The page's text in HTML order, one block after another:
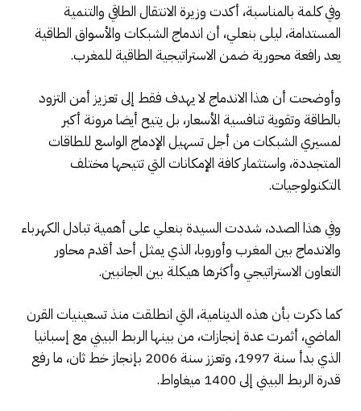
وفي كلمة بالمناسبة، أكدت وزيرة الانتقال الطاقي والتنمية
المستدامة، ليلى بنعلي، أن اندماج الشبكات والأسواق الطاقية
يعد رافعة محورية ضمن الاستراتيجية الطاقية للمغرب.
وأوضحت أن هذا الاندماج لا يهدف فقط إلى تعزيز أمن التزود
بالطاقة وتقوية تنافسية الأسعار، بل يتيح أيضا مرونة أكبر
لمسيري الشبكات من أجل تسهيل الإدماج الواسع للطاقات
المتجددة، واستثمار كافة الإمكانات التي تتيحها مختلف
lلتكنولوجيات.
وفي هذا الصدد، شددت السيدة بنعلي على أهمية تبادل الكهرباء
والاندماج بين المغرب وأوروبا، الذي يمثل أحد أقدم محاور
التعاون الاستراتيجي وأكثرها هيكلة بين الجانبين.
كما ذكرت بأن هذه الدينامية، التي انطلقت منذ تسعينيات القرن
الماضي، أثمرت عدة إنجازات، من بينها الربط البيني مع إسبانيا
الذي بدأ سنة 1997، وتعزز سنة 2006 بإنجاز خط ثان، ما رفع
قدرة الربط البيني إلى 1400 ميغاواط.